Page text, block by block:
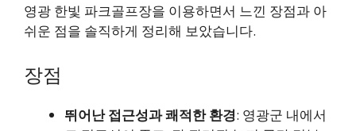
영광 한빛 파크골프장을 이용하면서 느낀 장점과 아
쉬운 점을 솔직하게 정리해 보았습니다.
장점
뛰어난 접근성과 쾌적한 환경: 영광군 내에서